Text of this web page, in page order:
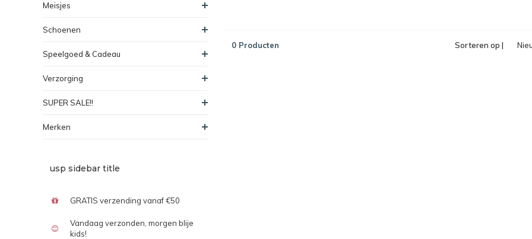
Meisjes
Schoenen
Speelgoed & Cadeau
Verzorging
SUPER SALE!!
Merken
usp sidebar title
GRATIS verzending vanaf €50
Vandaag verzonden, morgen blije
kids!
0 Producten Sorteren op |